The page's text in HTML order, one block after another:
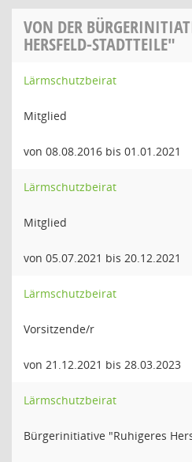
VON DER
HERSFELD-STADTTEILE"
Lärmschutzbeirat
Mitglied
von 08.08.2016 bis 01.01.2021
Lärmschutzbeirat
Mitglied
von 05.07.2021 bis 20.12.2021
Lärmschutzbeirat
Vorsitzende/r
von 21.12.2021 bis 28.03.2023
Lärmschutzbeirat
Bürgerinitiative "Ruhigeres